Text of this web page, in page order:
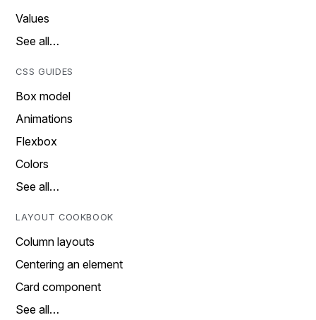
Values
See all…
CSS GUIDES
Box model
Animations
Flexbox
Colors
See all…
LAYOUT COOKBOOK
Column layouts
Centering an element
Card component
See all…